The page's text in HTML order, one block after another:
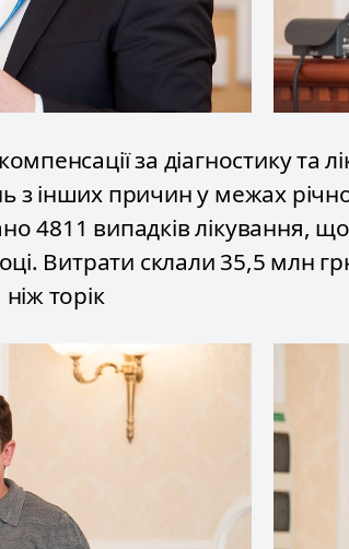
за діагностику та
з інших причин у межах
4811 випадків лікування,
Витрати склали 35,5 млн
торік